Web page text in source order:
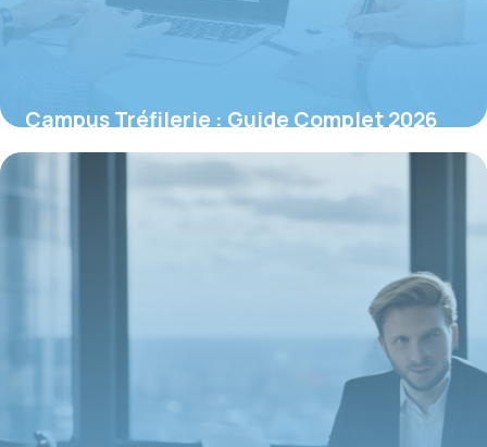
Campus Tréfilerie : Guide Complet 2026
des Formations